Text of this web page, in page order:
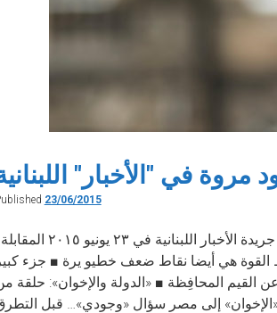
مروة في "الأخبار"
23/06/2015
نص المقابلة التي أجريتها مع محمود مروة في جريدة الأخبار اللبنانية في ٢٣ يونيو
هي أيضا نقاط ضعف خطيو يرة ■ جزء كبير
القيم المحافِظة ■ «الدولة والإخوان»: حلقة
إلى مصر سؤال «وجودي»… قبل